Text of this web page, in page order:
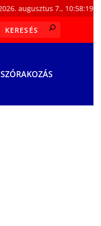
7., 10:58:20
SZÓRAKOZÁS